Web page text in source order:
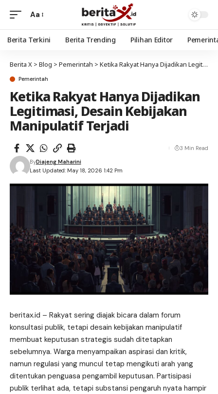
Aa
Berita Terkini Berita Trending Pilihan Editor
Berita X > Blog > Pemerintah > Ketika Rakyat Hanya Dijadikan Legitimasi, Desain Kebijakan Manipulatif Terjadi
Pemerintah
Ketika Rakyat Hanya Dijadikan
Legitimasi, Desain Kebijakan
Manipulatif Terjadi
Last Updated: May 18, 2026 1:42 Pm
ByDiajeng Maharini
3 Min Read
beritax.id – Rakyat sering diajak bicara dalam forum
konsultasi publik, tetapi desain kebijakan manipulatif
membuat keputusan strategis sudah ditetapkan
sebelumnya. Warga menyampaikan aspirasi dan kritik,
namun regulasi yang muncul tetap mengikuti arah yang
ditentukan penguasa pengambil keputusan. Partisipasi
publik terlihat ada, tetapi substansi pengaruh nyata hampir